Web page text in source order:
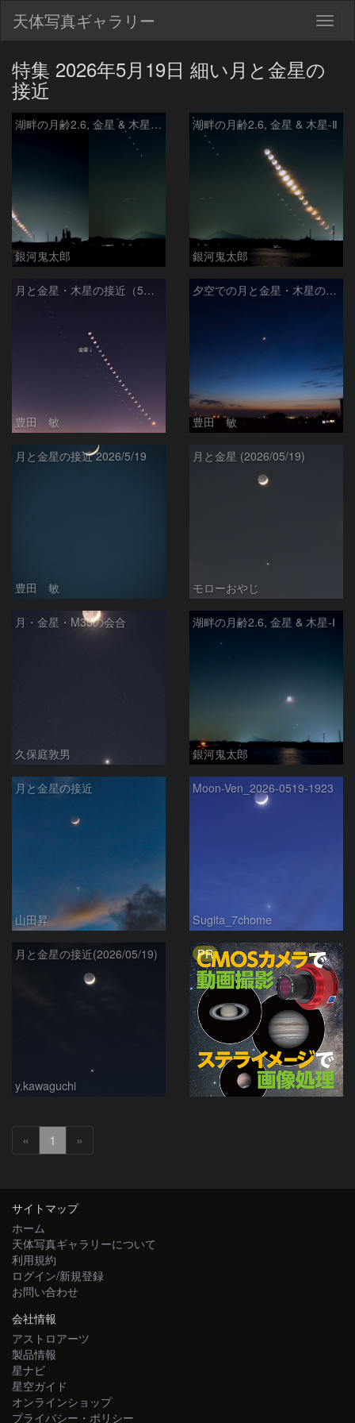
天体写真ギャラリー
特集 2026年5月19日 細い月と金星の
接近
湖畔の月齢2.6, 金星 & 木星 - Ⅲ
銀河鬼太郎
湖畔の月齢2.6, 金星 & 木星-Ⅱ
銀河鬼太郎
月と金星・木星の接近（5分おき連続撮影） 2026/5/19
豊田 敏
夕空での月と金星・木星の接近 2026/5/19
豊田 敏
月と金星の接近 2026/5/19
豊田 敏
月と金星 (2026/05/19)
モローおやじ
月・金星・M35の会合
久保庭敦男
湖畔の月齢2.6, 金星 & 木星-Ⅰ
銀河鬼太郎
月と金星の接近
山田昇
Moon-Ven_2026-0519-1923
Sugita_7chome
月と金星の接近(2026/05/19)
y.kawaguchi
PR
« 1 »
サイトマップ
ホーム
天体写真ギャラリーについて
利用規約
ログイン/新規登録
お問い合わせ
会社情報
アストロアーツ
製品情報
星ナビ
星空ガイド
オンラインショップ
プライバシー・ポリシー